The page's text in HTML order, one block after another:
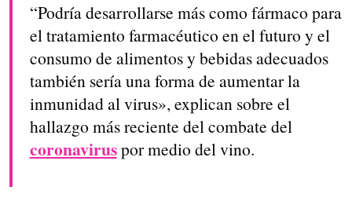
“Podría desarrollarse más como fármaco para
el tratamiento farmacéutico en el futuro y el
consumo de alimentos y bebidas adecuados
también sería una forma de aumentar la
inmunidad al virus», explican sobre el
hallazgo más reciente del combate del
coronaviruspor medio del vino.